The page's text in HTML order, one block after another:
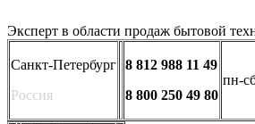
Эксперт в области продаж бытовой
Санкт-Петербург
Россия
8 812 988 11 49
8 800 250 49 80
пн-